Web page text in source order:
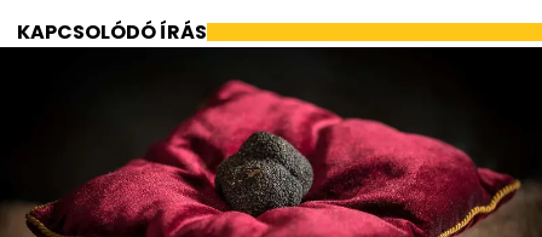
KAPCSOLÓDÓ ÍRÁS